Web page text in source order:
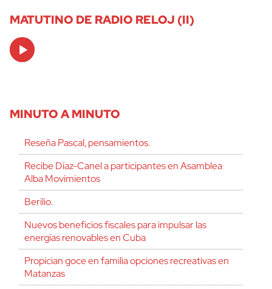
MATUTINO DE RADIO RELOJ (II)
Audio
Player
MINUTO A MINUTO
Reseña Pascal, pensamientos.
Recibe Díaz-Canel a participantes en Asamblea
Alba Movimientos
Berilio.
Nuevos beneficios fiscales para impulsar las
energías renovables en Cuba
Propician goce en familia opciones recreativas en
Matanzas